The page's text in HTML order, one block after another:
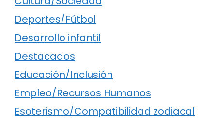
Deportes/Fútbol
Desarrollo infantil
Destacados
Educación/Inclusión
Empleo/Recursos Humanos
Esoterismo/Compatibilidad zodiacal